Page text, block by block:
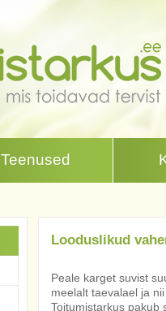
Teenused
Looduslikud
Peale karget suvist
meelalt taevalael ja
Toitumistarkus pakub